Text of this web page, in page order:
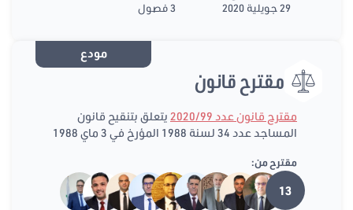
29 جويلية 2020
3 فصول
مودع
مقترح قانون
مقترح قانون عدد 2020/99
يتعلق بتنقيح قانون
المساجد عدد 34 لسنة 1988 المؤرخ في 3 ماي 1988
مقترح من:
13